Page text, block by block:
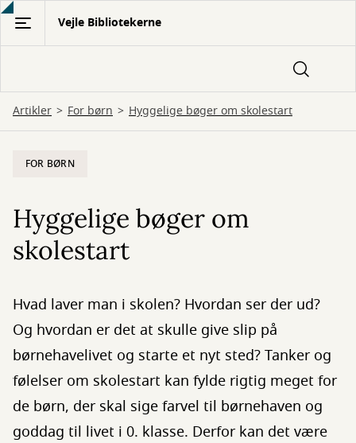
Gå
hovedindhold
Vejle Bibliotekerne
Artikler For børn Hyggelige bøger om skolestart
FOR BØRN
Hyggelige bøger om
skolestart
Hvad laver man i skolen? Hvordan ser der ud?
Og hvordan er det at skulle give slip på
børnehavelivet og starte et nyt sted? Tanker og
følelser om skolestart kan fylde rigtig meget for
de børn, der skal sige farvel til børnehaven og
goddag til livet i 0. klasse. Derfor kan det være